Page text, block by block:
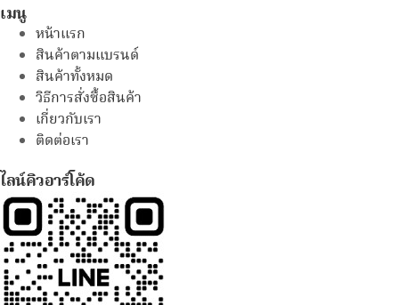
เมนู
หน้าแรก
สินค้าตามแบรนด์
สินค้าทั้งหมด
วิธีการสั่งซื้อสินค้า
เกี่ยวกับเรา
ติดต่อเรา
ไลน์คิวอาร์โค้ด